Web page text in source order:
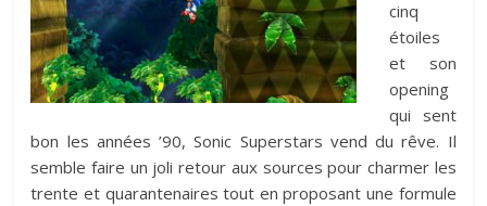
cinq
étoiles
et son
opening
qui sent
bon les années ’90, Sonic Superstars vend du rêve. Il
semble faire un joli retour aux sources pour charmer les
trente et quarantenaires tout en proposant une formule